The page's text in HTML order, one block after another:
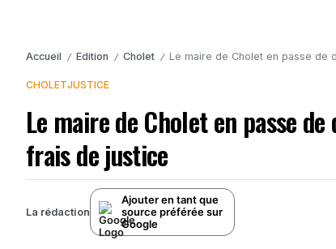
Accueil / Edition / Cholet / Le maire de Cholet en passe de
CHOLETJUSTICE
Le maire de Cholet en passe
frais de justice
La rédaction
Ajouter en tant que
source préférée sur
Google